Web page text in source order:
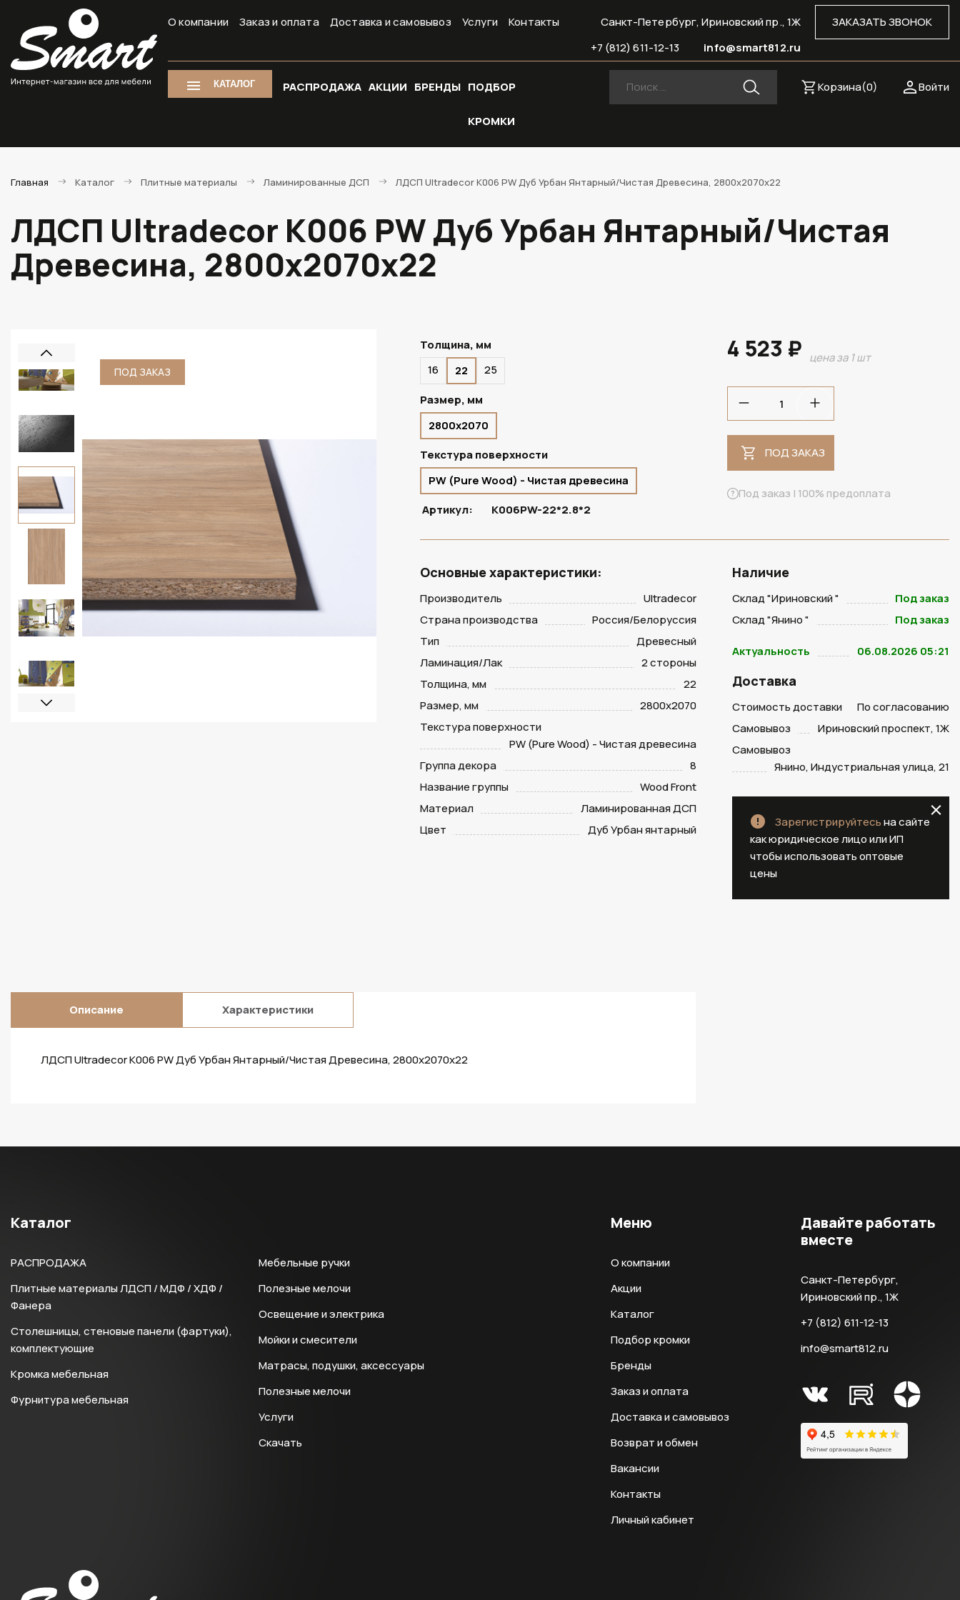
О компании Заказ и оплата Доставка и самовывоз Услуги Контакты ЗАКАЗАТЬ ЗВОНОК
Санкт-Петербург, Ириновский пр., 1Ж
info@smart812.ru
+7 (812) 611-12-13
КАТАЛОГ РАСПРОДАЖА АКЦИИ БРЕНДЫ ПОДБОР
КРОМКИ
Войти
Корзина(0)
Главная Каталог Плитные материалы Ламинированные ДСП ЛДСП Ultradecor K006 PW Дуб Урбан Янтарный/Чистая Древесина, 2800х2070х22
ЛДСП Ultradecor K006 PW Дуб Урбан Янтарный/Чистая
Древесина, 2800х2070х22
ПОД ЗАКАЗ ПОД ЗАКАЗ
Толщина, мм
16
22
25
Размер, мм
2800х2070
Текстура поверхности
PW (Pure Wood) - Чистая древесина
Артикул:
K006PW-22*2.8*2
4 523 ₽ цена за 1 шт
ПОД ЗАКАЗ
Под заказ | 100% предоплата
Основные характеристики:
Производитель
Ultradecor
Страна производства
Россия/Белоруссия
Тип
Древесный
Ламинация/Лак
2 стороны
Толщина, мм
22
Размер, мм
2800х2070
Текстура поверхности
PW (Pure Wood) - Чистая древесина
Группа декора
8
Название группы
Wood Front
Материал
Ламинированная ДСП
Цвет
Дуб Урбан янтарный
Наличие
Склад "Ириновский "
Под заказ
Склад "Янино "
Под заказ
Актуальность 06.08.2026 05:21
Доставка
Стоимость доставки
По согласованию
Самовывоз
Ириновский проспект, 1Ж
Самовывоз
Янино, Индустриальная улица, 21
Зарегистрируйтесьна сайте
как юридическое лицо или ИП
чтобы использовать оптовые
цены
Описание Характеристики
ЛДСП Ultradecor K006 PW Дуб Урбан Янтарный/Чистая Древесина, 2800х2070х22
Каталог
РАСПРОДАЖА
Плитные материалы ЛДСП / МДФ / ХДФ /
Фанера
Столешницы, стеновые панели (фартуки),
комплектующие
Кромка мебельная
Фурнитура мебельная
Мебельные ручки
Полезные мелочи
Освещение и электрика
Мойки и смесители
Матрасы, подушки, аксессуары
Полезные мелочи
Услуги
Скачать
Меню
О компании
Акции
Каталог
Подбор кромки
Бренды
Заказ и оплата
Доставка и самовывоз
Возврат и обмен
Вакансии
Контакты
Личный кабинет
Давайте работать
вместе
Санкт-Петербург,
Ириновский пр., 1Ж
+7 (812) 611-12-13
info@smart812.ru